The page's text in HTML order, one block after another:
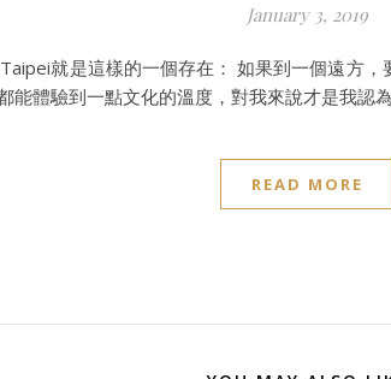
January 3, 2019
就是這樣的一個存在： 如果到一個遠方
能體驗到一點文化的溫度，對我來說才是我認
READ MORE